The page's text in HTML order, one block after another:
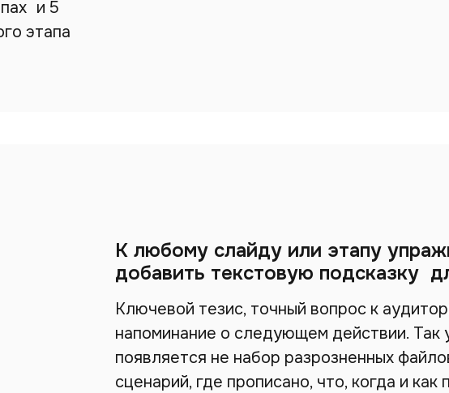
и 5
этапа
К любому слайду или этапу
добавить текстовую подсказку
Ключевой тезис, точный вопрос к
напоминание о следующем действии. Так
появляется не набор разрозненных
сценарий, где прописано, что, когда и как